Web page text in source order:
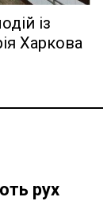
із
Харкова
рух